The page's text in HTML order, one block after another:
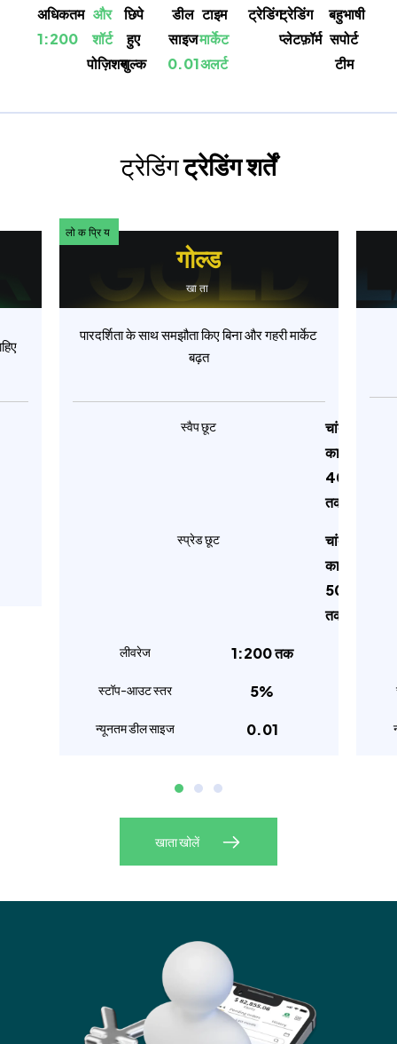
अधिकतम
1:200
और
शॉर्ट
पोज़िशन
छिपे
हुए
शुल्क
डील
साइज
0.01
टाइम
मार्केट
अलर्ट
ट्रेडिंगट्रेडिंग
प्लेटफ़ॉर्म
बहुभाषी
सपोर्ट
टीम
ट्रेडिंगट्रेडिंग शर्तें
लोकप्रिय
गोल्ड
खाता
पारदर्शिता के साथ समझौता किए बिना और गहरी मार्केट
बढ़त
स्वैप छूट
चांदी
का
40%
तक
स्प्रेड छूट
चांदी
का
50%
तक
लीवरेज 1:200 तक
स्टॉप-आउट स्तर 5%
न्यूनतम डील साइज 0.01
खाता खोलें